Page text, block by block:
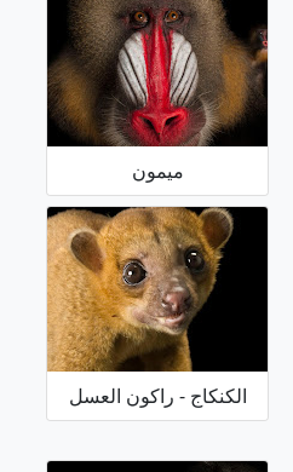
ميمون
الكنكاج - راكون العسل